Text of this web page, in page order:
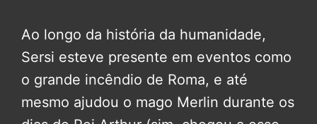
Ao longo da história da humanidade,
Sersi esteve presente em eventos como
o grande incêndio de Roma, e até
mesmo ajudou o mago Merlin durante os